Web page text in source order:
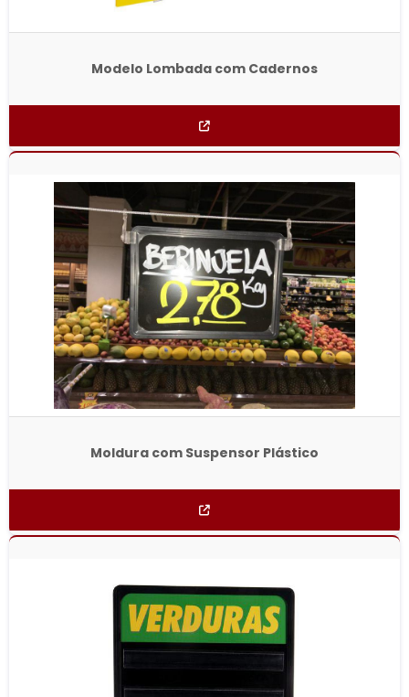
Modelo Lombada com Cadernos
Moldura com Suspensor Plástico